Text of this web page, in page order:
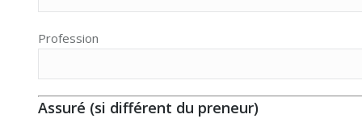
Profession
Assuré (si différent du preneur)